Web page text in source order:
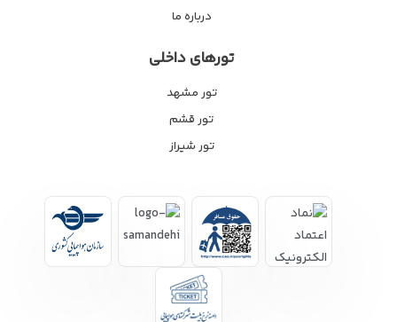
درباره ما
تورهای داخلی
تور مشهد
تور قشم
تور شیراز